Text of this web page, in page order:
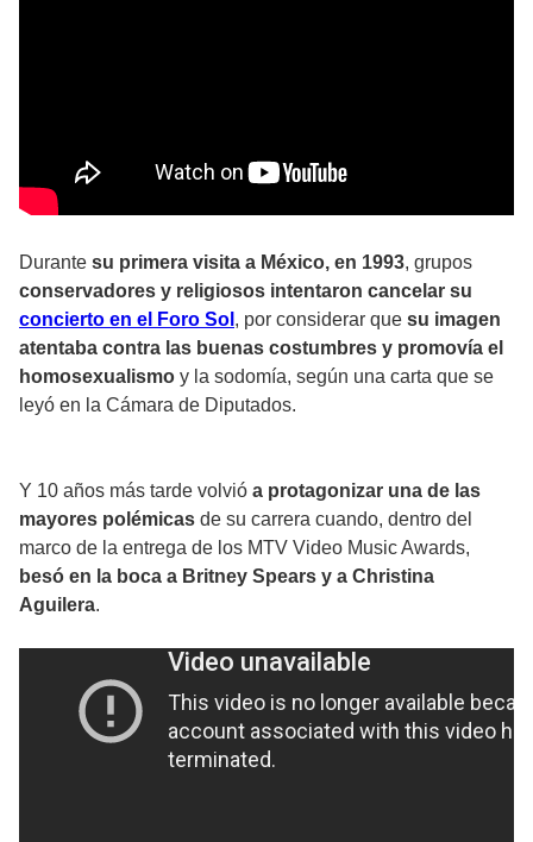
Durante su primera visita a México, en 1993, grupos
conservadores y religiosos intentaron cancelar su
concierto en el Foro Sol , por considerar que su imagen
atentaba contra las buenas costumbres y promovía el
homosexualismo y la sodomía, según una carta que se
leyó en la Cámara de Diputados.
Y 10 años más tarde volvió a protagonizar una de las
mayores polémicas de su carrera cuando, dentro del
marco de la entrega de los MTV Video Music Awards,
besó en la boca a Britney Spears y a Christina
Aguilera.